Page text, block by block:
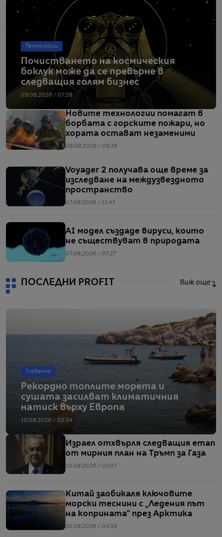
Технологии
Почистването на космическия
боклук може да се превърне в
следващия голям бизнес
09.08.2026 / 07:28
Новите технологии помагат в
борбата с горските пожари, но
хората остават незаменими
08.08.2026 / 06:36
Voyager 2 получава още време за
изследване на междузвездното
пространство
07.08.2026 / 11:47
AI модел създаде вируси, които
не съществуват в природата
07.08.2026 / 07:27
ПОСЛЕДНИ PROFIT виж още
Глобално
Рекордно топлите морета и
сушата засилват климатичния
натиск върху Европа
10.08.2026 / 05:34
Израел отхвърля следващия етап
от мирния план на Тръмп за Газа
10.08.2026 / 05:07
Китай заобикаля ключовите
морски теснини с „Ледения път
на коприната“ през Арктика
10.08.2026 / 04:34